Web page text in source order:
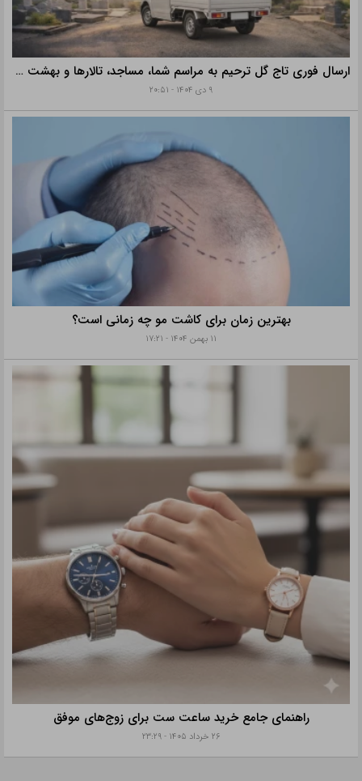
ارسال فوری تاج گل ترحیم به مراسم شما، مساجد، تالارها و بهشت زهرا با خدمات ویژه
۹ دی ۱۴۰۴ - ۲۰:۵۱
بهترین زمان برای کاشت مو چه زمانی است؟
۱۱ بهمن ۱۴۰۴ - ۱۷:۲۱
راهنمای جامع خرید ساعت ست برای زوج‌های موفق
۲۶ خرداد ۱۴۰۵ - ۲۳:۲۹